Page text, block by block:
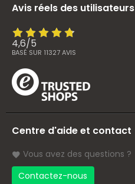
Avis réels des utilisateurs
4,6/5
BASÉ SUR 11327AVIS
Centre d'aide et contact
Vous avez des questions ?
Contactez-nous